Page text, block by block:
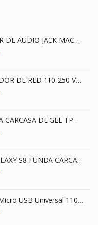
💥CABLE ADAPTADOR DE AUDIO JACK MACHO 2.5mm A JACK 3.5mm HEMBRA
SIEMENS A31 CARGADOR DE RED 110-250 VAC / 5V DC
✅HUAWEI P20 FUNDA CARCASA DE GEL TPU MATE
⭐PARA SAMSUNG GALAXY S8 FUNDA CARCASA DOBLE TRANSPARENTE CON PROTECCION TOTAL 360º
✅Cargador de Pared Micro USB Universal 110-250 V AC / 5V DC 400mAh